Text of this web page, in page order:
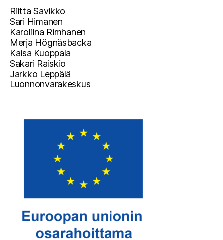
Riitta Savikko
Sari Himanen
Karoliina Rimhanen
Merja Högnäsbacka
Kaisa Kuoppala
Sakari Raiskio
Jarkko Leppälä
Luonnonvarakeskus